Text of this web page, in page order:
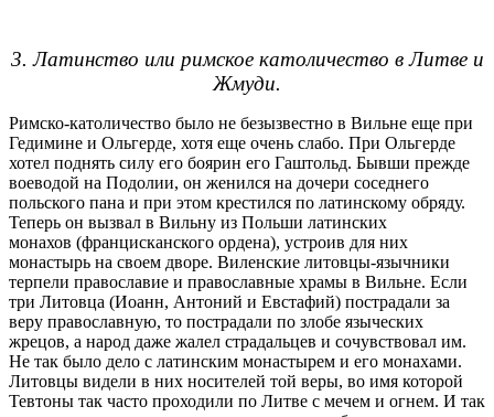
3. Латинство или римское католичество в Литве и
Жмуди.
Римско-католичество было не безызвестно в Вильне еще при
Гедимине и Ольгерде, хотя еще очень слабо. При Ольгерде
хотел поднять силу его боярин его Гаштольд. Бывши прежде
воеводой на Подолии, он женился на дочери соседнего
польского пана и при этом крестился по латинскому обряду.
Теперь он вызвал в Вильну из Польши латинских
монахов (францисканского ордена), устроив для них
монастырь на своем дворе. Виленские литовцы-язычники
терпели православие и православные храмы в Вильне. Если
три Литовца (Иоанн, Антоний и Евстафий) пострадали за
веру православную, то пострадали по злобе языческих
жрецов, а народ даже жалел страдальцев и сочувствовал им.
Не так было дело с латинским монастырем и его монахами.
Литовцы видели в них носителей той веры, во имя которой
Тевтоны так часто проходили по Литве с мечем и огнем. И так